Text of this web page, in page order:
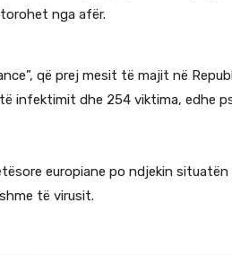
nga afër.
që prej mesit të majit në
infektimit dhe 254 viktima, edhe
europiane po ndjekin
të virusit.